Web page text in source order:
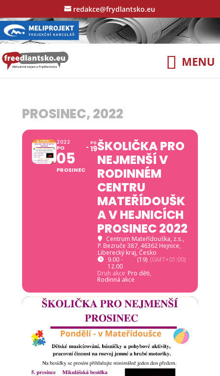
redakce@frydlantsko.eu
PROSINEC, 2022
2022
PO
05
PROSINEC
PO
19ŠKOLIČKA PRO
NEJMENŠÍ V
RODINNÉM
CENTRU
MATEŘÍDOUŠK
A V HEJNICÍCH
PROSINEC 2022
Centrum Mateřídouška, z.s.,
P. Bezruče 387, 46362 Hejnice,
Liberecký kraj, Česko
9.00 -
12.00
(19) (GMT+01:00)
Druh akce Pro děti,
Rodinná akce